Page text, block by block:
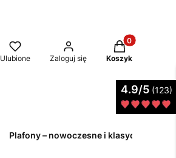
Ulubione Zaloguj się
Produkty w
Koszyk
Plafony – nowoczesne i klasyczne pl...
4.9/5 (123)